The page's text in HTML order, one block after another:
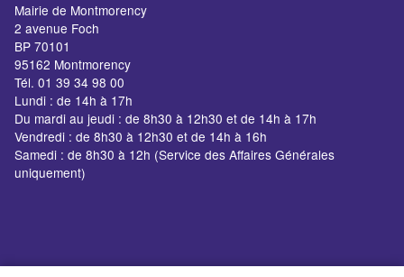
Mairie de Montmorency
2 avenue Foch
BP 70101
95162 Montmorency
Tél. 01 39 34 98 00
Lundi : de 14h à 17h
Du mardi au jeudi : de 8h30 à 12h30 et de 14h à 17h
Vendredi : de 8h30 à 12h30 et de 14h à 16h
Samedi : de 8h30 à 12h (Service des Affaires Générales
uniquement)